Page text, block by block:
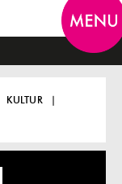
KULTUR